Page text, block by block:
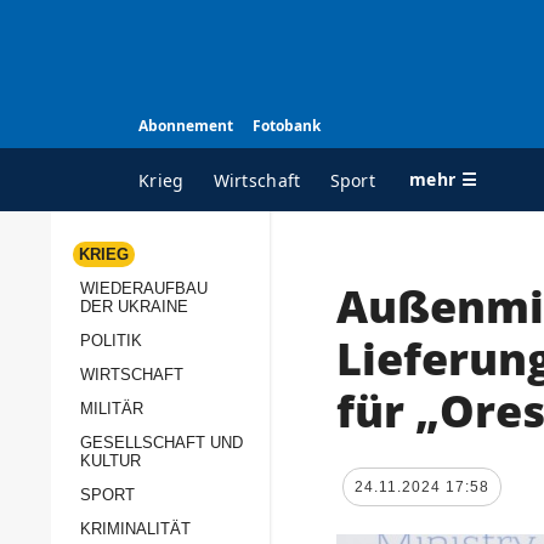
Abonnement Fotobank
Krieg Wirtschaft Sport mehr ☰
ALLE RUBRIKEN
Wiederaufbau der
Politik
Militär
KRIEG
WIEDERAUFBAU
DER UKRAINE
POLITIK
WIRTSCHAFT
MILITÄR
GESELLSCHAFT UND
KULTUR
SPORT
KRIMINALITÄT
für
24.11.2024 17:58